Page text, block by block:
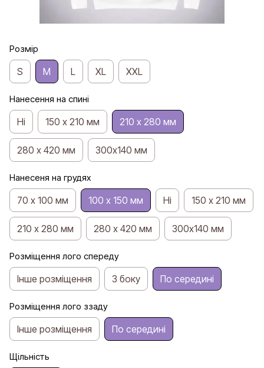
Розмір
S M L ХL XXL
Нанесення на спині
Ні 150 х 210 мм 210 х 280 мм
280 х 420 мм 300х140 мм
Нанесеня на грудях
70 х 100 мм 100 х 150 мм Ні 150 х 210 мм
210 х 280 мм 280 х 420 мм 300х140 мм
Розміщення лого спереду
Інше розміщення З боку По середині
Розміщення лого ззаду
Інше розміщення По середині
Щільність